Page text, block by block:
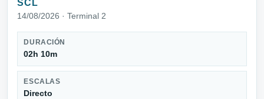
SCL
14/08/2026 · Terminal 2
DURACIÓN
02h 10m
ESCALAS
Directo